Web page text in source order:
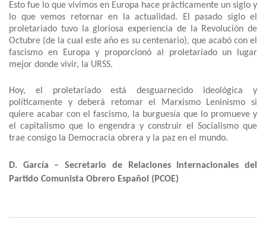
Esto fue lo que vivimos en Europa hace prácticamente un siglo y
lo que vemos retornar en la actualidad. El pasado siglo el
proletariado tuvo la gloriosa experiencia de la Revolución de
Octubre (de la cual este año es su centenario), que acabó con el
fascismo en Europa y proporcionó al proletariado un lugar
mejor donde vivir, la URSS.
Hoy, el proletariado está desguarnecido ideológica y
políticamente y deberá retomar el Marxismo Leninismo si
quiere acabar con el fascismo, la burguesía que lo promueve y
el capitalismo que lo engendra y construir el Socialismo que
trae consigo la Democracia obrera y la paz en el mundo.
D. García – Secretario de Relaciones Internacionales del
Partido Comunista Obrero Español (PCOE)